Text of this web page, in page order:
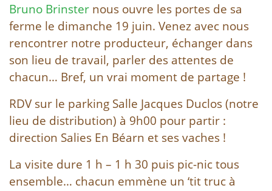
Bruno Brinster nous ouvre les portes de sa
ferme le dimanche 19 juin. Venez avec nous
rencontrer notre producteur, échanger dans
son lieu de travail, parler des attentes de
chacun… Bref, un vrai moment de partage !
RDV sur le parking Salle Jacques Duclos (notre
lieu de distribution) à 9h00 pour partir :
direction Salies En Béarn et ses vaches !
La visite dure 1 h – 1 h 30 puis pic-nic tous
ensemble… chacun emmène un ‘tit truc à